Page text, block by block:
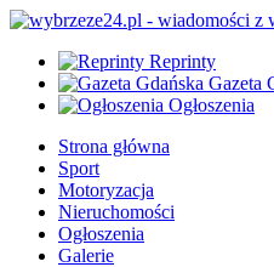
Reprinty
Gazeta
Ogłoszenia
Strona główna
Sport
Motoryzacja
Nieruchomości
Ogłoszenia
Galerie